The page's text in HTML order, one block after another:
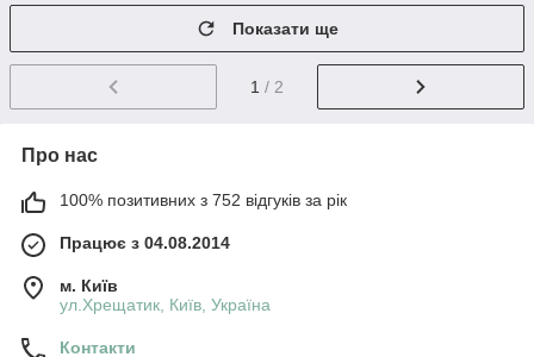
Показати ще
1 / 2
Про нас
100% позитивних з 752 відгуків за рік
Працює з 04.08.2014
м. Київ
ул.Хрещатик, Київ, Україна
Контакти